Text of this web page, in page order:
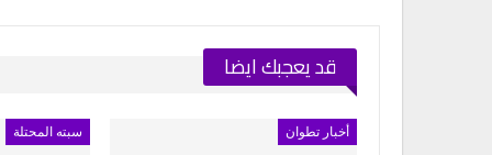
قد يعجبك ايضا
أخبار تطوان سبته المحتلة
تواصل للإبلاغ عن…
أغسطس 5, 2026